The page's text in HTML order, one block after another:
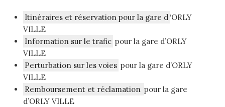
Itinéraires et réservation pour la gare d ‘ORLY
VILLE
Information sur le trafic pour la gare d’ORLY
VILLE
Perturbation sur les voies pour la gare d’ORLY
VILLE
Remboursement et réclamation pour la gare
d’ORLY VILLE